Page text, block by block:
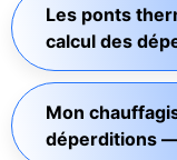
Les ponts
calcul des
Mon
déperditions